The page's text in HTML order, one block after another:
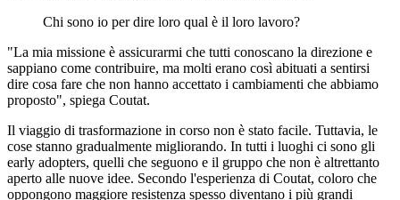
Chi sono io per dire loro qual è il loro lavoro?
"La mia missione è assicurarmi che tutti conoscano la direzione e
sappiano come contribuire, ma molti erano così abituati a sentirsi
dire cosa fare che non hanno accettato i cambiamenti che abbiamo
proposto", spiega Coutat.
Il viaggio di trasformazione in corso non è stato facile. Tuttavia, le
cose stanno gradualmente migliorando. In tutti i luoghi ci sono gli
early adopters, quelli che seguono e il gruppo che non è altrettanto
aperto alle nuove idee. Secondo l'esperienza di Coutat, coloro che
oppongono maggiore resistenza spesso diventano i più grandi